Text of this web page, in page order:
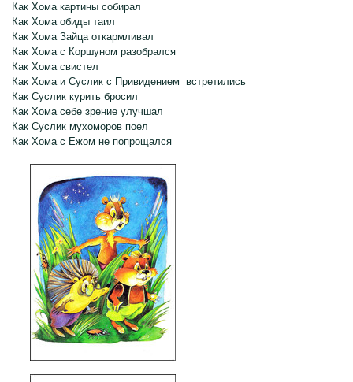
Как Хома картины собирал
Как Хома обиды таил
Как Хома Зайца откармливал
Как Хома с Коршуном разобрался
Как Хома свистел
Как Хома и Суслик с Привидением встретились
Как Суслик курить бросил
Как Хома себе зрение улучшал
Как Суслик мухоморов поел
Как Хома с Ежом не попрощался